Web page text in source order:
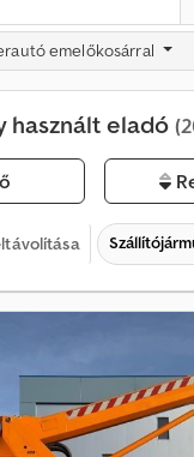
emelőkosárral
használt eladó